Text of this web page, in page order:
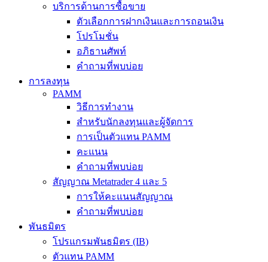
บริการด้านการซื้อขาย
ตัวเลือกการฝากเงินและการถอนเงิน
โปรโมชั่น
อภิธานศัพท์
คำถามที่พบบ่อย
การลงทุน
PAMM
วิธีการทำงาน
สำหรับนักลงทุนและผู้จัดการ
การเป็นตัวแทน PAMM
คะแนน
คำถามที่พบบ่อย
สัญญาณ Metatrader 4 และ 5
การให้คะแนนสัญญาณ
คำถามที่พบบ่อย
พันธมิตร
โปรแกรมพันธมิตร (IB)
ตัวแทน PAMM